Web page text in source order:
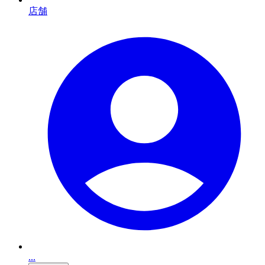
店舗
...